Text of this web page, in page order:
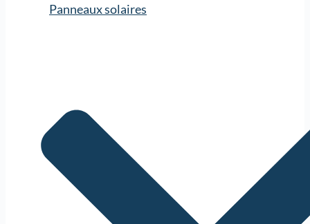
Panneaux solaires